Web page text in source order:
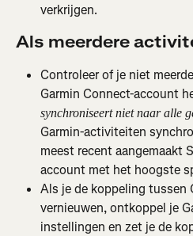
verkrijgen.
Als meerdere
Controleer of je niet
Garmin Connect-account
synchroniseert niet naar alle
Garmin-activiteiten
meest recent aangemaakt
account met het hoogste
Als je de koppeling tussen
vernieuwen, ontkoppel je
instellingen en zet je de